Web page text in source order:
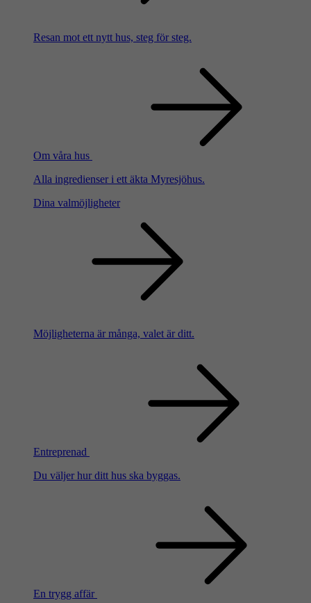
Resan mot ett nytt hus, steg för steg.
Om våra hus
Alla ingredienser i ett äkta Myresjöhus.
Dina valmöjligheter
Möjligheterna är många, valet är ditt.
Entreprenad
Du väljer hur ditt hus ska byggas.
En trygg affär